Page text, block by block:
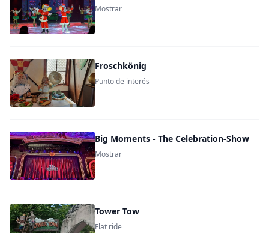
Mostrar
Froschkönig
Punto de interés
Big Moments - The Celebration-Show
Mostrar
Tower Tow
Flat ride